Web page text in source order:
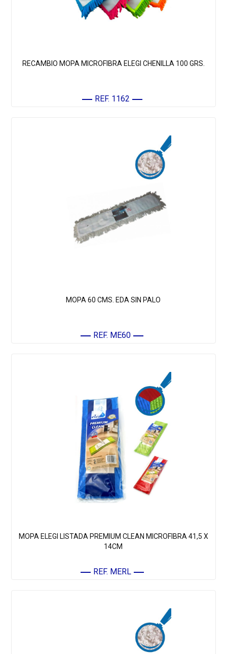
RECAMBIO MOPA MICROFIBRA ELEGI CHENILLA 100 GRS.
REF. 1162
MOPA 60 CMS. EDA SIN PALO
REF. ME60
MOPA ELEGI LISTADA PREMIUM CLEAN MICROFIBRA 41,5 X
14CM
REF. MERL